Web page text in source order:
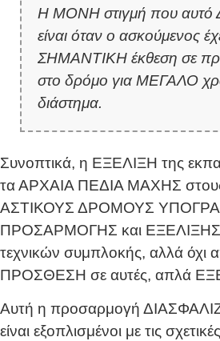
Η ΜΟΝΗ στιγμή που αυτό
είναι όταν ο ασκούμενος
ΣΗΜΑΝΤΙΚΗ έκθεση σε
στο δρόμο για ΜΕΓΑΛΟ
διάστημα.
Συνοπτικά, η ΕΞΕΛΙΞΗ της
τα ΑΡΧΑΙΑ ΠΕΔΙΑ ΜΑΧΗΣ
ΑΣΤΙΚΟΥΣ ΔΡΟΜΟΥΣ
ΠΡΟΣΑΡΜΟΓΗΣ και ΕΞΕΛΙΞΗΣ
τεχνικών συμπλοκής, αλλά όχι
ΠΡΟΣΘΕΣΗ σε αυτές, απλά
Αυτή η προσαρμογή
είναι εξοπλισμένοι με τις